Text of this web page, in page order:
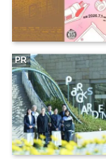
PR